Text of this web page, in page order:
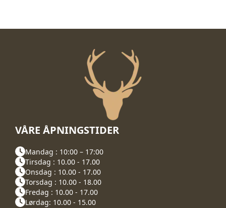
VÅRE ÅPNINGSTIDER
Mandag : 10:00 – 17:00
Tirsdag : 10.00 - 17.00
Onsdag : 10.00 - 17.00
Torsdag : 10.00 - 18.00
Fredag : 10.00 - 17.00
Lørdag: 10.00 - 15.00